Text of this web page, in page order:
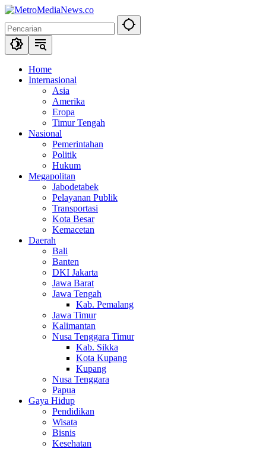
Langsung
konten
Home
Internasional
Asia
Amerika
Eropa
Timur Tengah
Nasional
Pemerintahan
Politik
Hukum
Megapolitan
Jabodetabek
Pelayanan Publik
Transportasi
Kota Besar
Kemacetan
Daerah
Bali
Banten
DKI Jakarta
Jawa Barat
Jawa Tengah
Kab. Pemalang
Jawa Timur
Kalimantan
Nusa Tenggara Timur
Kab. Sikka
Kota Kupang
Kupang
Nusa Tenggara
Papua
Gaya Hidup
Pendidikan
Wisata
Bisnis
Kesehatan